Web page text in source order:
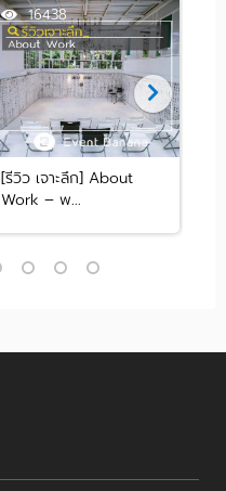
16438
[รีวิว เจาะลึก] About
Work – พ...